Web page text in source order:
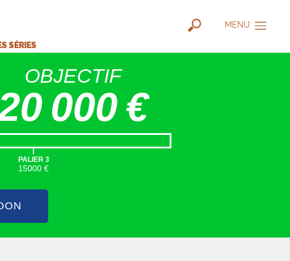
MENU
SÉRIES
OBJECTIF
000 €
|
PALIER 3
15000 €